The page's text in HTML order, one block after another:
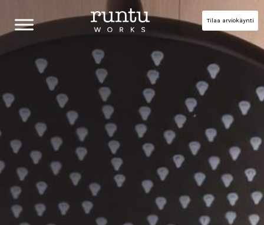
Tilaa arviokäynti